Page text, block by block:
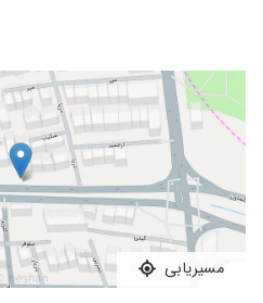
دکتری خوش اخلاق و کار
دیسک کمر ، ارجاع به جراح
عدم رضایت
دکتر خیلی خوبه
دکتر خوبی است
به مدت یکماه
کردم،اوایل نتایج
اثربخشی ازبین رفت و
مسیریابی